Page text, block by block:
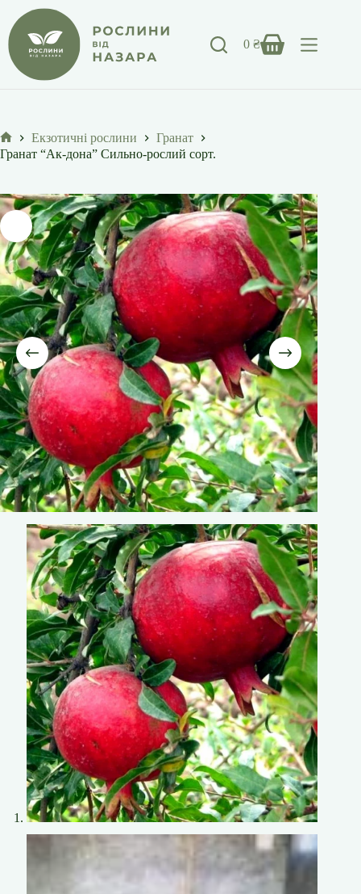
Перейти
вмісту
Кошик
0₴
Головна
Екзотичні рослини
Гранат
Гранат “Ак-дона” Сильно-рослий сорт.